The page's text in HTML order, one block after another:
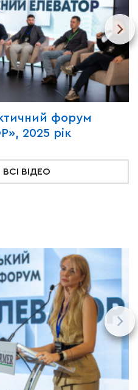
форум
2025 рік
ВІДЕО